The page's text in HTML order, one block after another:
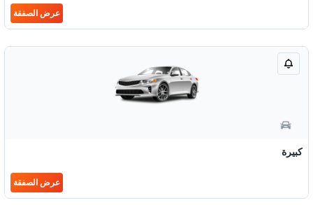
عرض الصفقة
كبيرة
عرض الصفقة